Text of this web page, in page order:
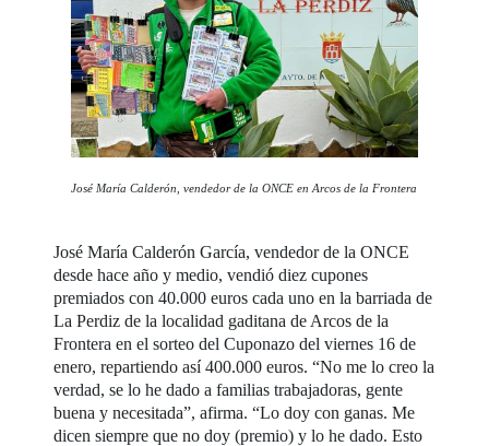
José María Calderón, vendedor de la ONCE en Arcos de la Frontera
José María Calderón García, vendedor de la ONCE
desde hace año y medio, vendió diez cupones
premiados con 40.000 euros cada uno en la barriada de
La Perdiz de la localidad gaditana de Arcos de la
Frontera en el sorteo del Cuponazo del viernes 16 de
enero, repartiendo así 400.000 euros. “No me lo creo la
verdad, se lo he dado a familias trabajadoras, gente
buena y necesitada”, afirma. “Lo doy con ganas. Me
dicen siempre que no doy (premio) y lo he dado. Esto